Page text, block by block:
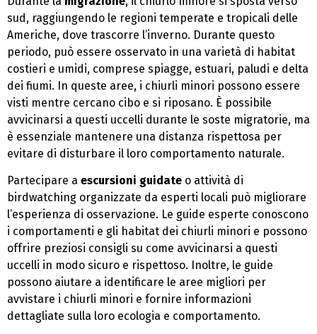
sud, raggiungendo le regioni temperate e tropicali delle
Americhe, dove trascorre l’inverno. Durante questo
periodo, può essere osservato in una varietà di habitat
costieri e umidi, comprese spiagge, estuari, paludi e delta
dei fiumi. In queste aree, i chiurli minori possono essere
visti mentre cercano cibo e si riposano. È possibile
avvicinarsi a questi uccelli durante le soste migratorie, ma
è essenziale mantenere una distanza rispettosa per
evitare di disturbare il loro comportamento naturale.
Partecipare a escursioni guidate o attività di
birdwatching organizzate da esperti locali può migliorare
l’esperienza di osservazione. Le guide esperte conoscono
i comportamenti e gli habitat dei chiurli minori e possono
offrire preziosi consigli su come avvicinarsi a questi
uccelli in modo sicuro e rispettoso. Inoltre, le guide
possono aiutare a identificare le aree migliori per
avvistare i chiurli minori e fornire informazioni
dettagliate sulla loro ecologia e comportamento.